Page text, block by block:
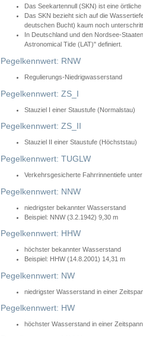
Das Seekartennull (SKN) ist eine
Das SKN bezieht sich auf die
deutschen Bucht) kaum noch
In Deutschland und den Nordsee-
Astronomical Tide (LAT)" definiert.
Pegelkennwert: RNW
Regulierungs-Niedrigwasserstand
Pegelkennwert: ZS_I
Stauziel I einer Staustufe (Normalstau)
Pegelkennwert: ZS_II
Stauziel II einer Staustufe (Höchststau)
Pegelkennwert: TUGLW
Verkehrsgesicherte Fahrrinnentiefe
Pegelkennwert: NNW
niedrigster bekannter Wasserstand
Beispiel: NNW (3.2.1942) 9,30 m
Pegelkennwert: HHW
höchster bekannter Wasserstand
Beispiel: HHW (14.8.2001) 14,31 m
Pegelkennwert: NW
niedrigster Wasserstand in einer
Pegelkennwert: HW
höchster Wasserstand in einer